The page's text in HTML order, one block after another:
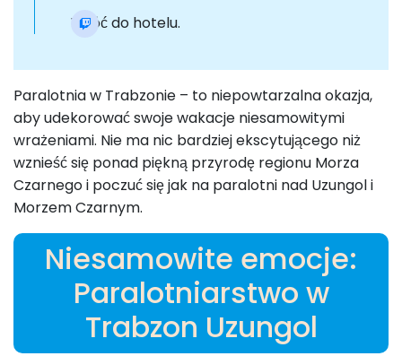
Wróć do hotelu.
Paralotnia w Trabzonie – to niepowtarzalna okazja,
aby udekorować swoje wakacje niesamowitymi
wrażeniami. Nie ma nic bardziej ekscytującego niż
wznieść się ponad piękną przyrodę regionu Morza
Czarnego i poczuć się jak na paralotni nad Uzungol i
Morzem Czarnym.
Niesamowite emocje:
Paralotniarstwo w
Trabzon Uzungol